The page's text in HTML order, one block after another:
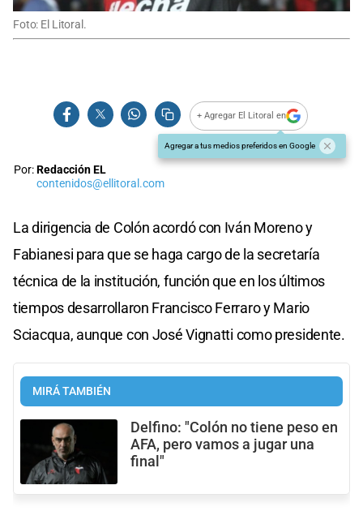
Foto: El Litoral.
+ Agregar El Litoral en
Agregar a tus medios preferidos en Google
Por:Redacción EL
contenidos@ellitoral.com
La dirigencia de Colón acordó con Iván Moreno y
Fabianesi para que se haga cargo de la secretaría
técnica de la institución, función que en los últimos
tiempos desarrollaron Francisco Ferraro y Mario
Sciacqua, aunque con José Vignatti como presidente.
MIRÁ TAMBIÉN
Delfino: "Colón no tiene peso en
AFA, pero vamos a jugar una
final"